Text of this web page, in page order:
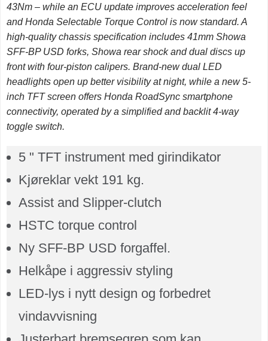
43Nm – while an ECU update improves acceleration feel
and Honda Selectable Torque Control is now standard. A
high-quality chassis specification includes 41mm Showa
SFF-BP USD forks, Showa rear shock and dual discs up
front with four-piston calipers. Brand-new dual LED
headlights open up better visibility at night, while a new 5-
inch TFT screen offers Honda RoadSync smartphone
connectivity, operated by a simplified and backlit 4-way
toggle switch.
5 " TFT instrument med girindikator
Kjøreklar vekt 191 kg.
Assist and Slipper-clutch
HSTC torque control
Ny SFF-BP USD forgaffel.
Helkåpe i aggressiv styling
LED-lys i nytt design og forbedret
vindavvisning